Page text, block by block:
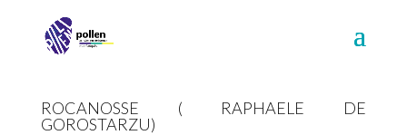
ROCANOSSE ( RAPHAELE DE
GOROSTARZU)